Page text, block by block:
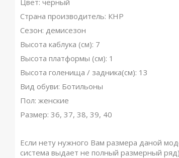
Цвет: черный
Страна производитель: КНР
Сезон: демисезон
Высота каблука (см): 7
Высота платформы (см): 1
Высота голенища / задника(см): 13
Вид обуви: Ботильоны
Пол: женские
Размер: 36, 37, 38, 39, 40
Если нету нужного Вам размера даной
система выдает не полный размерный ряд)